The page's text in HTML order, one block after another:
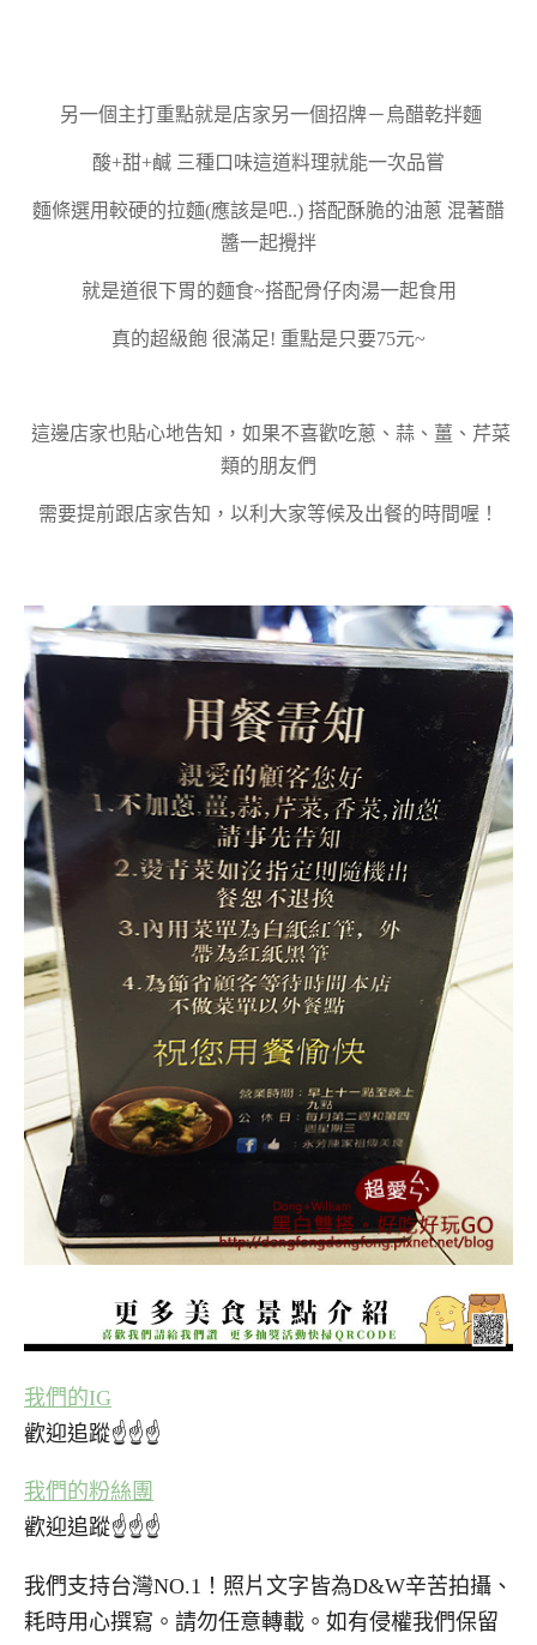
另一個主打重點就是店家另一個招牌－烏醋乾拌麵
酸+甜+鹹 三種口味這道料理就能一次品嘗
麵條選用較硬的拉麵(應該是吧..) 搭配酥脆的油蔥 混著醋
醬一起攪拌
就是道很下胃的麵食~搭配骨仔肉湯一起食用
真的超級飽 很滿足! 重點是只要75元~
這邊店家也貼心地告知，如果不喜歡吃蔥、蒜、薑、芹菜
類的朋友們
需要提前跟店家告知，以利大家等候及出餐的時間喔！
我們的IG
歡迎追蹤☝☝☝
我們的粉絲團
歡迎追蹤☝☝☝
我們支持台灣NO.1！照片文字皆為D&W辛苦拍攝、
耗時用心撰寫。請勿任意轉載。如有侵權我們保留